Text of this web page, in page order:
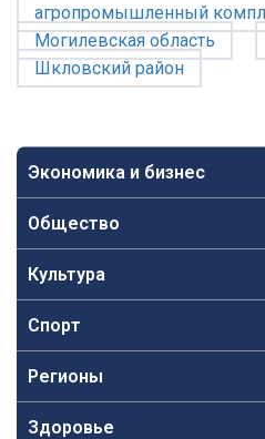
Экономика и бизнес
Общество
Культура
Спорт
Регионы
Здоровье
агропромышленный
Могилевская область
Шкловский район